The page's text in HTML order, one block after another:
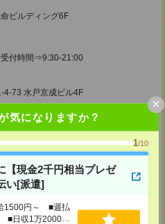
気になりますか？
1/10
【現金2千円相当プレゼ
い[派遣]
1500円～ ■週払
日収1万2000円
×
ビルディング6F
付時間⇒9:30-21:00
73 水戸京成ビル4F
付時間⇒9:30-21:00
1-2-11 フコク生命ビル4F
付時間⇒9:30-21:00